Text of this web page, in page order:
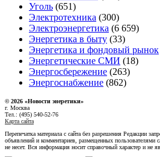
Уголь (651)
Электротехника (300)
Электроэнергетика (6 659)
Энергетика в быту (33)
Энергетика и фондовый рынок
Энергетические СМИ (18)
Энергосбережение (263)
Энергоснабжение (862)
© 2026 «Новости энеретики»
г. Москва
Тел.: (495) 540-52-76
Карта сайта
Перепечатка материала с сайта без разрешения Редакции
объявлений и комментариев, размещенных пользователями
не несет. Вся информация носит справочный характер и не